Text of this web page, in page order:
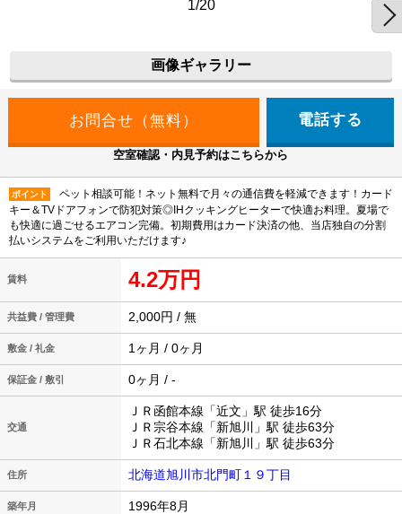
1/20
画像ギャラリー
電話する
空室確認・内見予約はこちらから
ポイント
ペット相談可能！ネット無料で月々の通信費を軽減できます！カード
キー＆TVドアフォンで防犯対策◎IHクッキングヒーターで快適お料理。夏場で
も快適に過ごせるエアコン完備。初期費用はカード決済の他、当店独自の分割
払いシステムをご利用いただけます♪
賃料 4.2万円
共益費 / 管理費 2,000円 / 無
敷金 / 礼金 1ヶ月 / 0ヶ月
保証金 / 敷引 0ヶ月 / -
交通
ＪＲ函館本線「近文」駅 徒歩16分
ＪＲ宗谷本線「新旭川」駅 徒歩63分
ＪＲ石北本線「新旭川」駅 徒歩63分
住所 北海道旭川市北門町１９丁目
築年月 1996年8月